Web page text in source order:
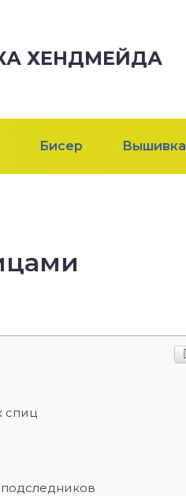
ХЕНДМЕЙДА
Бисер Вышивка
спиц